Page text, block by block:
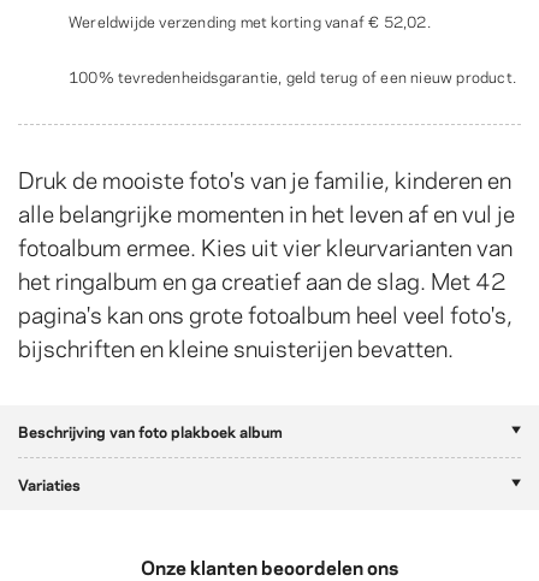
Druk de mooiste foto's van je familie, kinderen en
alle belangrijke momenten in het leven af en vul je
fotoalbum ermee. Kies uit vier kleurvarianten van
het ringalbum en ga creatief aan de slag. Met 42
pagina's kan ons grote fotoalbum heel veel foto's,
bijschriften en kleine snuisterijen bevatten.
Wereldwijde verzending met korting vanaf€ 52,02
100% tevredenheidsgarantie, geld terug of een nieuw product.
Beschrijving van foto plakboek album
Variaties
Onze klanten beoordelen ons